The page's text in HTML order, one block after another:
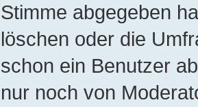
Stimme abgegeben
löschen oder die
schon ein Benutzer
nur noch von